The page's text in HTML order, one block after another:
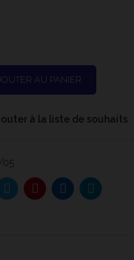
AU PANIER
à la liste de souhaits
05